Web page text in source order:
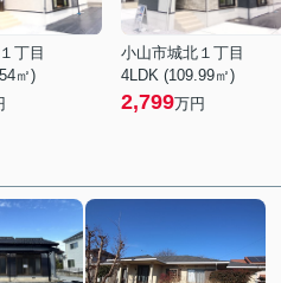
丁目
㎡)
小山市城北１丁目
4LDK (109.99㎡)
2,799万円